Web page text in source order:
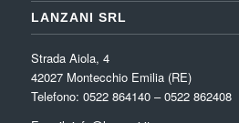
LANZANI SRL
Strada Aiola, 4
42027 Montecchio Emilia (RE)
Telefono: 0522 864140 – 0522 862408